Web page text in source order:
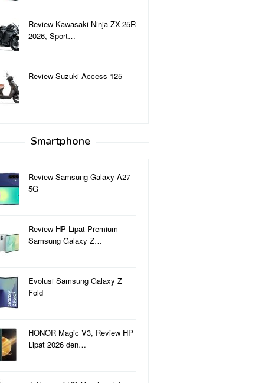
Review Kawasaki Ninja ZX-25R
2026, Sport…
Review Suzuki Access 125
Smartphone
Review Samsung Galaxy A27
5G
Review HP Lipat Premium
Samsung Galaxy Z…
Evolusi Samsung Galaxy Z
Fold
HONOR Magic V3, Review HP
Lipat 2026 den…